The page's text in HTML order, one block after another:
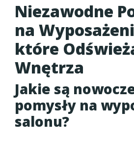
Niezawodne
na
które
Wnętrza
Jakie są
pomysły na
salonu?